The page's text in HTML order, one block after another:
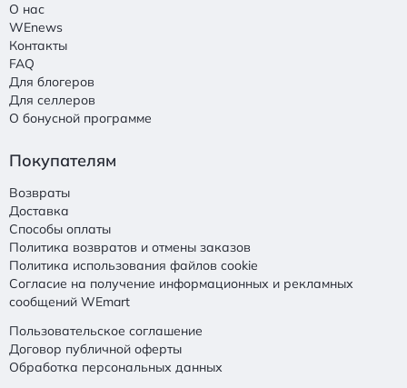
О нас
WEnews
Контакты
FAQ
Для блогеров
Для селлеров
О бонусной программе
Покупателям
Возвраты
Доставка
Способы оплаты
Политика возвратов и отмены заказов
Политика использования файлов cookie
Согласие на получение информационных и рекламных
сообщений WEmart
Пользовательское соглашение
Договор публичной оферты
Обработка персональных данных